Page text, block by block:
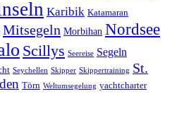
Karibik Katamaran
Mitsegeln Morbihan Nordsee
Scillys Seereise Segeln
Seychellen Skipper Skippertraining St.
Törn Weltumsegelung yachtcharter